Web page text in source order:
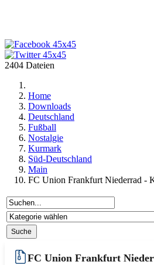
2404 Dateien
Home
Downloads
Deutschland
Fußball
Nostalgie
Kurmark
Süd-Deutschland
Main
FC Union Frankfurt Niederrad -
FC Union Frankfurt